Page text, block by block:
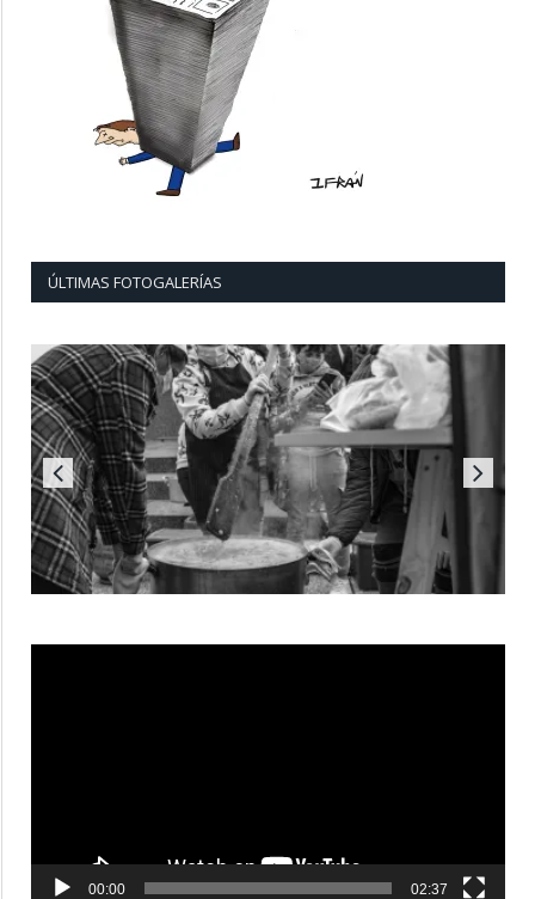
ÚLTIMAS FOTOGALERÍAS
00:00 02:37